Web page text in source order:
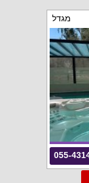
מגדל
055-